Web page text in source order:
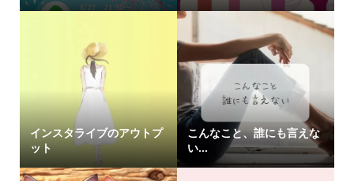
インスタライブのアウトプ
ット
こんなこと、誰にも言えな
い…